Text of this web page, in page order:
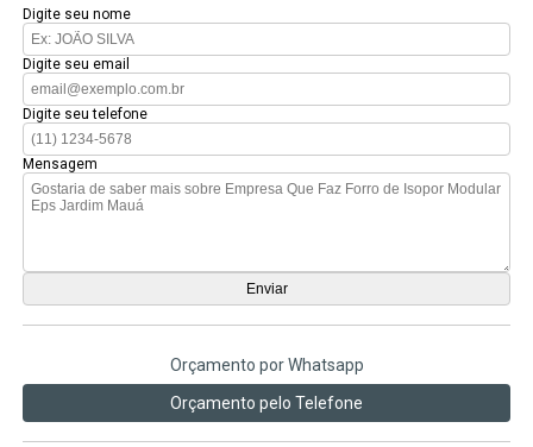
Digite seu nome
Digite seu email
Digite seu telefone
Mensagem
Orçamento por Whatsapp
Orçamento pelo Telefone